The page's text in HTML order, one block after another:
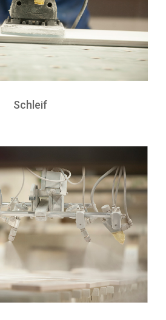
Schleif